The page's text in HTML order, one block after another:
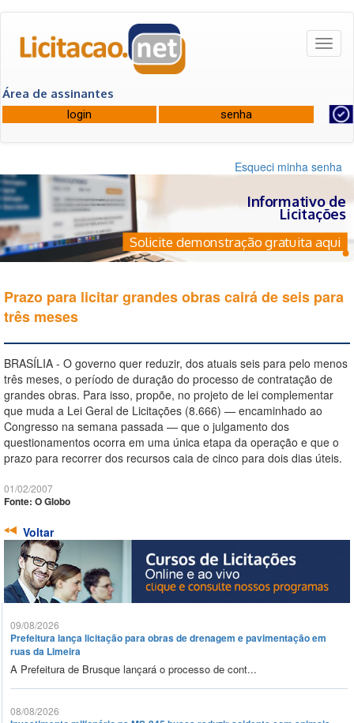
Área de assinantes
Esqueci minha senha
Informativo de
Licitações
Solicite demonstração gratuita aqui
Prazo para licitar grandes obras cairá de seis para
três meses
BRASÍLIA - O governo quer reduzir, dos atuais seis para pelo menos
três meses, o período de duração do processo de contratação de
grandes obras. Para isso, propõe, no projeto de lei complementar
que muda a Lei Geral de Licitações (8.666) — encaminhado ao
Congresso na semana passada — que o julgamento dos
questionamentos ocorra em uma única etapa da operação e que o
prazo para recorrer dos recursos caia de cinco para dois dias úteis.
01/02/2007
Fonte: O Globo
Voltar
09/08/2026
Prefeitura lança licitação para obras de drenagem e pavimentação em
ruas da Limeira
A Prefeitura de Brusque lançará o processo de cont...
08/08/2026